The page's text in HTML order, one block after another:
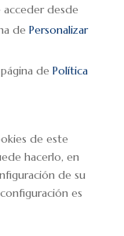
acceder desde
de Personalizar
de Política
de este
hacerlo, en
de su
es